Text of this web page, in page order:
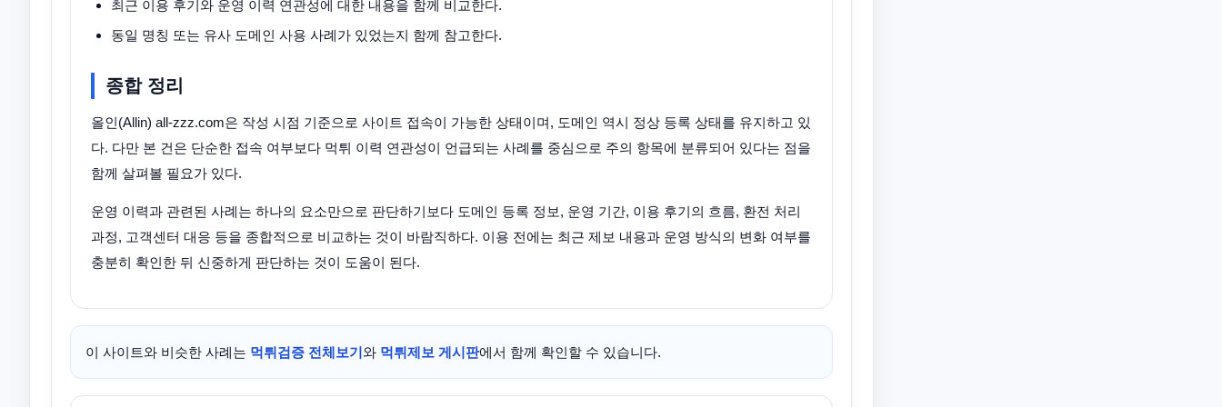
최근 이용 후기와 운영 이력 연관성에 대한 내용을 함께 비교한다.
동일 명칭 또는 유사 도메인 사용 사례가 있었는지 함께 참고한다.
종합 정리
올인(Allin) all-zzz.com은 작성 시점 기준으로 사이트 접속이 가능한 상태이며, 도메인 역시 정상 등록 상태를 유지하고 있
다. 다만 본 건은 단순한 접속 여부보다 먹튀 이력 연관성이 언급되는 사례를 중심으로 주의 항목에 분류되어 있다는 점을
함께 살펴볼 필요가 있다.
운영 이력과 관련된 사례는 하나의 요소만으로 판단하기보다 도메인 등록 정보, 운영 기간, 이용 후기의 흐름, 환전 처리
과정, 고객센터 대응 등을 종합적으로 비교하는 것이 바람직하다. 이용 전에는 최근 제보 내용과 운영 방식의 변화 여부를
충분히 확인한 뒤 신중하게 판단하는 것이 도움이 된다.
이 사이트와 비슷한 사례는 먹튀검증 전체보기와 먹튀제보 게시판에서 함께 확인할 수 있습니다.